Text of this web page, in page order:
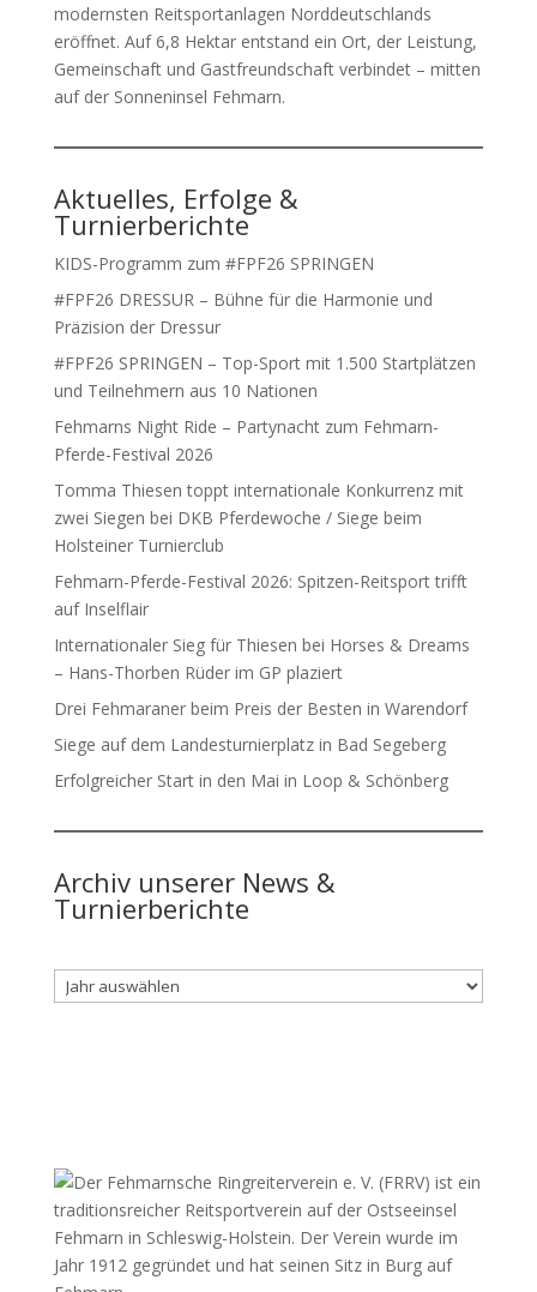
modernsten Reitsportanlagen Norddeutschlands
eröffnet. Auf 6,8 Hektar entstand ein Ort, der Leistung,
Gemeinschaft und Gastfreundschaft verbindet – mitten
auf der Sonneninsel Fehmarn.
Aktuelles, Erfolge &
Turnierberichte
KIDS-Programm zum #FPF26 SPRINGEN
#FPF26 DRESSUR – Bühne für die Harmonie und
Präzision der Dressur
#FPF26 SPRINGEN – Top-Sport mit 1.500 Startplätzen
und Teilnehmern aus 10 Nationen
Fehmarns Night Ride – Partynacht zum Fehmarn-
Pferde-Festival 2026
Tomma Thiesen toppt internationale Konkurrenz mit
zwei Siegen bei DKB Pferdewoche / Siege beim
Holsteiner Turnierclub
Fehmarn-Pferde-Festival 2026: Spitzen-Reitsport trifft
auf Inselflair
Internationaler Sieg für Thiesen bei Horses & Dreams
– Hans-Thorben Rüder im GP plaziert
Drei Fehmaraner beim Preis der Besten in Warendorf
Siege auf dem Landesturnierplatz in Bad Segeberg
Erfolgreicher Start in den Mai in Loop & Schönberg
Archiv unserer News &
Turnierberichte
Archiv